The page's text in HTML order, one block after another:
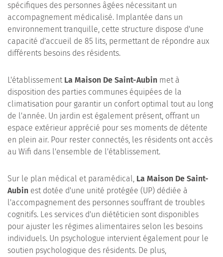
spécifiques des personnes âgées nécessitant un
accompagnement médicalisé. Implantée dans un
environnement tranquille, cette structure dispose d'une
capacité d'accueil de 85 lits, permettant de répondre aux
différents besoins des résidents.
L'établissement La Maison De Saint-Aubin met à
disposition des parties communes équipées de la
climatisation pour garantir un confort optimal tout au long
de l'année. Un jardin est également présent, offrant un
espace extérieur apprécié pour ses moments de détente
en plein air. Pour rester connectés, les résidents ont accès
au Wifi dans l'ensemble de l'établissement.
Sur le plan médical et paramédical, La Maison De Saint-
Aubin est dotée d'une unité protégée (UP) dédiée à
l'accompagnement des personnes souffrant de troubles
cognitifs. Les services d'un diététicien sont disponibles
pour ajuster les régimes alimentaires selon les besoins
individuels. Un psychologue intervient également pour le
soutien psychologique des résidents. De plus,